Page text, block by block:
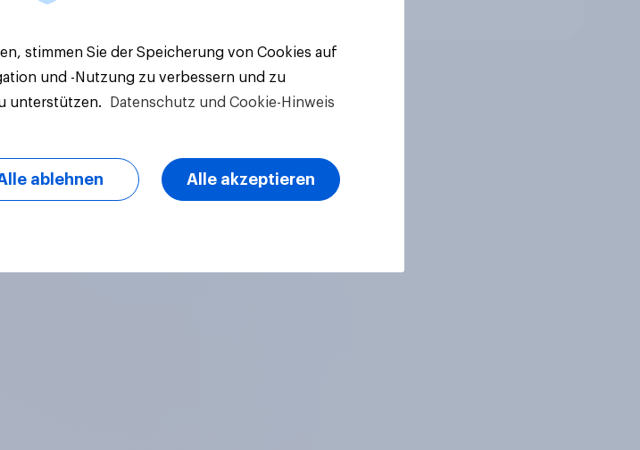
stimmen Sie der Speicherung von Cookies auf
und -Nutzung zu verbessern und zu
unterstützen.
Datenschutz und Cookie-Hinweis
ablehnen Alle akzeptieren